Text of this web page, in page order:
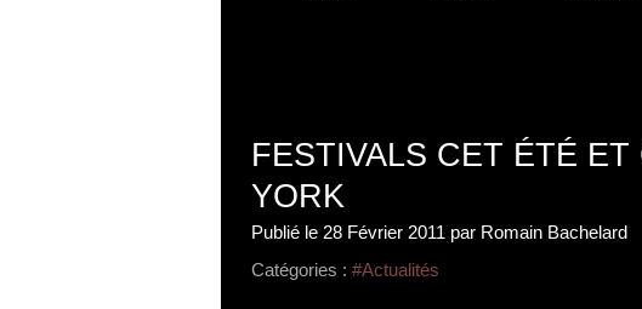
FESTIVALS CET ÉTÉ
YORK
Publié le 28 Février 2011 par Romain Bachelard
Catégories : #Actualités